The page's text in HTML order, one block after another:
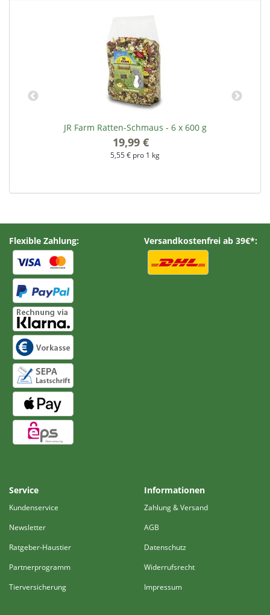
JR Farm Ratten-Schmaus - 6 x 600 g
19,99 €
5,55 € pro 1 kg
Flexible Zahlung: Versandkostenfrei ab 39€*:
Service
Kundenservice
Newsletter
Ratgeber-Haustier
Partnerprogramm
Tierversicherung
Informationen
Zahlung & Versand
AGB
Datenschutz
Widerrufsrecht
Impressum